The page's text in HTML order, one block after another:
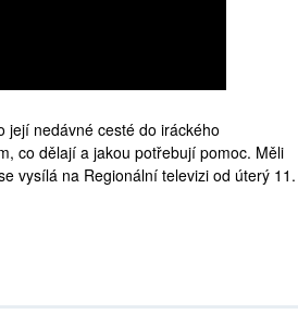
její nedávné cesté do iráckého
co dělají a jakou potřebují pomoc. Měli
vysílá na Regionální televizi od úterý 11.